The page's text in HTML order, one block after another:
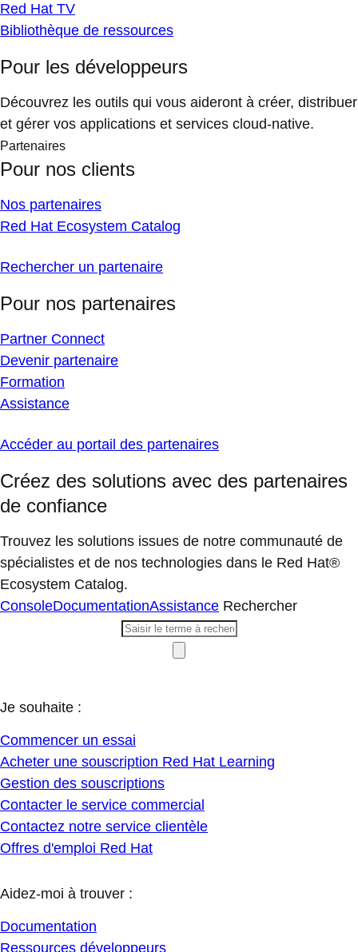
Red Hat TV
Bibliothèque de ressources
Pour les développeurs
Découvrez les outils qui vous aideront à créer, distribuer
et gérer vos applications et services cloud-native.
Partenaires
Pour nos clients
Nos partenaires
Red Hat Ecosystem Catalog
Rechercher un partenaire
Pour nos partenaires
Partner Connect
Devenir partenaire
Formation
Assistance
Accéder au portail des partenaires
Créez des solutions avec des partenaires
de confiance
Trouvez les solutions issues de notre communauté de
spécialistes et de nos technologies dans le Red Hat®
Ecosystem Catalog.
ConsoleDocumentationAssistance Rechercher
Je souhaite :
Commencer un essai
Acheter une souscription Red Hat Learning
Gestion des souscriptions
Contacter le service commercial
Contactez notre service clientèle
Offres d'emploi Red Hat
Aidez-moi à trouver :
Documentation
Ressources développeurs